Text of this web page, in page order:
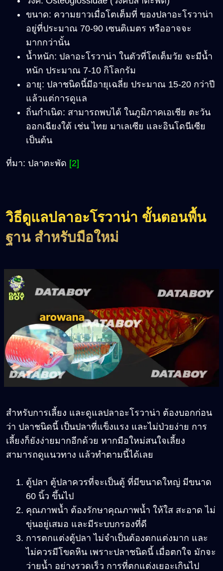
ขนาด: ความยาวเมื่อโตเต็มที่ ของปลาอะโรวาน่า
อยู่ที่ประมาณ 70-90 เซนติเมตร หรืออาจจะ
มากกว่านั้น
น้ำหนัก: ปลาอะโรวาน่า ในตัวที่โตเต็มวัย จะมีน้ำ
หนัก ประมาณ 7-10 กิโลกรัม
อายุ: ปลาชนิดนี้มีอายุเฉลี่ย ประมาณ 15-20 กว่าปี
แล้วแต่การดูแล
ถิ่นกำเนิด: สามารถพบได้ ในภูมิภาคเอเชีย ตะวัน
ออกเฉียงใต้ เช่น ไทย มาเลเซีย และอินโดนีเซีย
เป็นต้น
ที่มา: ปลาตะพัด [2]
วิธีดูแลปลาอะโรวาน่า ขั้นตอนพื้น
ฐาน สำหรับมือใหม่
สำหรับการเลี้ยง และดูแลปลาอะโรวาน่า ต้องบอกก่อน
ว่า ปลาชนิดนี้ เป็นปลาที่แข็งแรง และไม่ป่วยง่าย การ
เลี้ยงก็ยังง่ายมากอีกด้วย หากมือใหม่สนใจเลี้ยง
สามารถดูแนวทาง แล้วทำตามนี้ได้เลย
ตู้ปลา ตู้ปลาควรที่จะเป็นตู้ ที่มีขนาดใหญ่ มีขนาด
60 นิ้ว ขึ้นไป
คุณภาพน้ำ ต้องรักษาคุณภาพน้ำ ให้ใส สะอาด ไม่
ขุ่นอยู่เสมอ และมีระบบกรองที่ดี
การตกแต่งตู้ปลา ไม่จำเป็นต้องตกแต่งมาก และ
ไม่ควรมีโขดหิน เพราะปลาชนิดนี้ เมื่อตกใจ มักจะ
ว่ายน้ำ อย่างรวดเร็ว การที่ตกแต่งเยอะเกินไป